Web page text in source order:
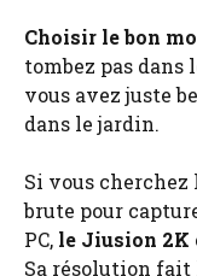
Choisir le bon
tombez pas dans
vous avez juste
dans le jardin.
Si vous
brute pour
PC, le Jiusion 2K
Sa résolution fait